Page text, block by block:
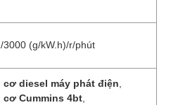
3000 (g/kW.h)/r/phút
cơ diesel máy phát điện
cơ Cummins 4bt